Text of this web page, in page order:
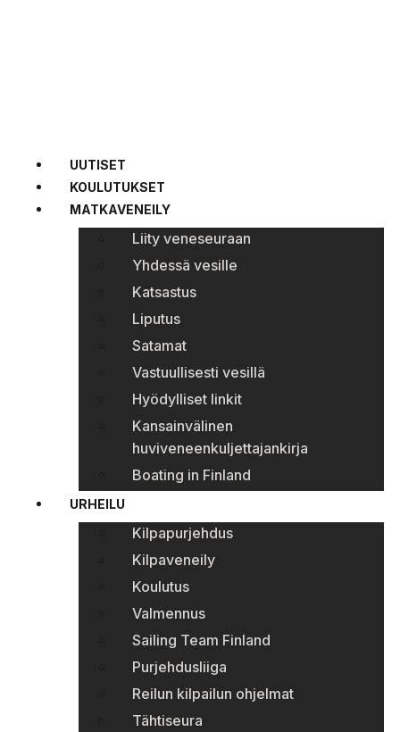
UUTISET
KOULUTUKSET
MATKAVENEILY
Liity veneseuraan
Yhdessä vesille
Katsastus
Liputus
Satamat
Vastuullisesti vesillä
Hyödylliset linkit
Kansainvälinen
huviveneenkuljettajankirja
Boating in Finland
URHEILU
Kilpapurjehdus
Kilpaveneily
Koulutus
Valmennus
Sailing Team Finland
Purjehdusliiga
Reilun kilpailun ohjelmat
Tähtiseura